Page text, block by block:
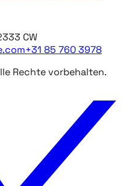
CW
+31 85 760 3978
Rechte vorbehalten.